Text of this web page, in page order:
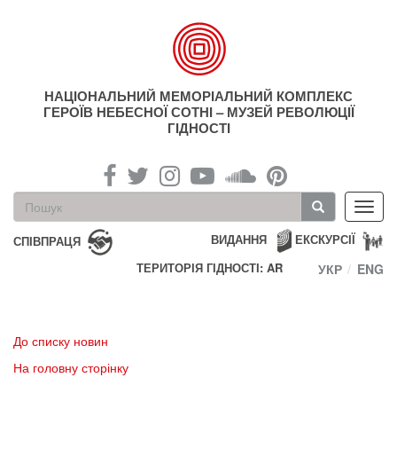
НАЦІОНАЛЬНИЙ МЕМОРІАЛЬНИЙ КОМПЛЕКС
ГЕРОЇВ НЕБЕСНОЇ СОТНІ – МУЗЕЙ РЕВОЛЮЦІЇ
ГІДНОСТІ
Пошукова
форма
Пошук
СПІВПРАЦЯ ЕКСКУРСІЇ
ВИДАННЯ
ТЕРИТОРІЯ ГІДНОСТІ: AR
УКР ENG
До списку новин
На головну сторінку